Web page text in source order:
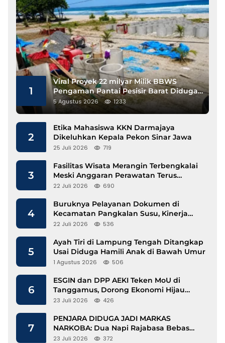
1
Viral Proyek 22 milyar Milik BBWS
Pengaman Pantai Pesisir Barat Diduga
Gunakan Besi Banci
5 Agustus 2026 1233
2
Etika Mahasiswa KKN Darmajaya
Dikeluhkan Kepala Pekon Sinar Jawa
25 Juli 2026 719
3
Fasilitas Wisata Merangin Terbengkalai
Meski Anggaran Perawatan Terus
Mengalir
22 Juli 2026 690
4
Buruknya Pelayanan Dokumen di
Kecamatan Pangkalan Susu, Kinerja
Disdukcapil Langkat Disorot
22 Juli 2026 536
5
Ayah Tiri di Lampung Tengah Ditangkap
Usai Diduga Hamili Anak di Bawah Umur
1 Agustus 2026 506
6
ESGIN dan DPP AEKI Teken MoU di
Tanggamus, Dorong Ekonomi Hijau
Berbasis Kopi dan Perdagangan Karbon
23 Juli 2026 426
7
PENJARA DIDUGA JADI MARKAS
NARKOBA: Dua Napi Rajabasa Bebas
Gunakan HP, Muncul Dugaan
23 Juli 2026 372